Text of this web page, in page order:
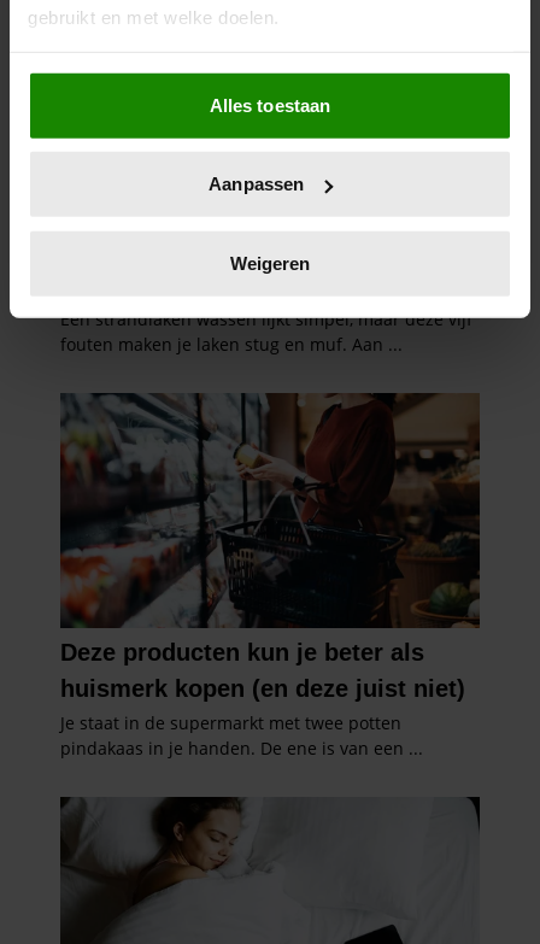
gebruikt en met welke doelen.
Als u het toestaat, willen we ook graag:
Informatie verzamelen over uw geografische
locatie, die tot een paar meter nauwkeurig kan zijn
scannen op specifieke eigenschappen (fingerprinting)
verwerkt en stel uw voorkeuren in het
intrekken in de Cookieverklaring.
personaliseren, om functies voor social media te bieden
en om ons websiteverkeer te analyseren. Ook delen we
informatie over uw gebruik van onze site met onze
partners voor social media, adverteren en analyse. Deze
partners kunnen deze gegevens combineren met andere
informatie die u aan ze heeft verstrekt of die ze hebben
verzameld op basis van uw gebruik van hun services. U
gaat akkoord met onze cookies als u onze website blijft
gebruiken.
Alles toestaan
Aanpassen
Weigeren